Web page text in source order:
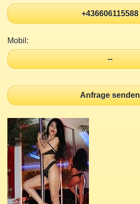
+436606115588
Mobil:
--
Anfrage senden